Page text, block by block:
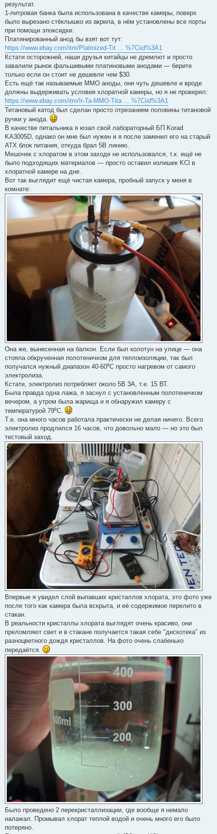
результат.
1-литровая банка была использована в качестве камеры, поверх
было вырезано стёклышко из акрила, в нём установлены все порты
при помощи эпоксидки.
Платинированный анод бы взят вот тут:
https://www.ebay.com/itm/Platinized-Tit ... %7Ciid%3A1
Кстати осторожней, наши друзья китайцы не дремлют и просто
завалили рынок фальшивыми платиновыми анодами — берите
только если он стоит не дешевле чем $30.
Есть ещё так называемые MMO аноды, они чуть дешевле и вроде
должны выдерживать условия хлоратной камеры, но я не проверял:
https://www.ebay.com/itm/Ir-Ta-MMO-Tita ... %7Ciid%3A1
Титановый катод был сделан просто отрезанием половины титановой
ручки у анода.
В качестве питальника я юзал свой лабораторный БП Korad
KA3005D, однако он мне был нужен и я после заменил его на старый
ATX блок питания, откуда брал 5В линию.
Мешочек с хлоратом в этом заходе не использовался, т.к. ещё не
было подходящих материалов — просто оставил излишек KCl в
хлоратной камере на дне.
Вот так выглядит ещё чистая камера, пробный запуск у меня в
комнате:
Она же, вынесенная на балкон. Если был колотун на улице — она
стояла обкрученная полотеничком для теплоизоляции, так был
получался нужный диапазон 40-60⁰С просто нагревом от самого
электролиза.
Кстати, электролиз потребляет около 5В 3А, т.е. 15 ВТ.
Была правда одна лажа, я заснул с установленным полотеничком
вечером, а утром была жарища и я обнаружил камеру с
температурой 79⁰С.
Т.е. она много часов работала практически не делая ничего. Всего
электролиз продлился 16 часов, что довольно мало — но это был
тестовый заход.
Впервые я увидел слой выпавших кристаллов хлората, это фото уже
после того как камера была вскрыта, и её содержимое перелито в
стакан.
В реальности кристаллы хлората выглядят очень красиво, они
преломляют свет и в стакане получается такая себе "дискотека" из
разноцветного дождя кристаллов. На фото очень слабенько
передаётся.
Было проведено 2 перекристаллизации, где вообще я немало
налажал. Промывал хлорат теплой водой и очень много его было
потеряно.